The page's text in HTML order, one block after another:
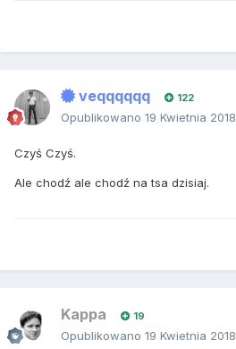
veqqqqqq 122
Opublikowano 19 Kwietnia 2018
Czyś Czyś.
Ale chodź ale chodź na tsa dzisiaj.
Kappa 19
Opublikowano 19 Kwietnia 2018